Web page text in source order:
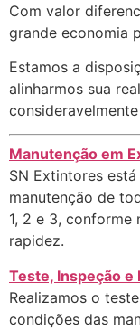
Com valor
grande economia
Estamos a
alinharmos sua
Manutenção em
SN Extintores
manutenção de
1, 2 e 3, conforme
rapidez.
Teste, Inspeção
Realizamos o
condições das